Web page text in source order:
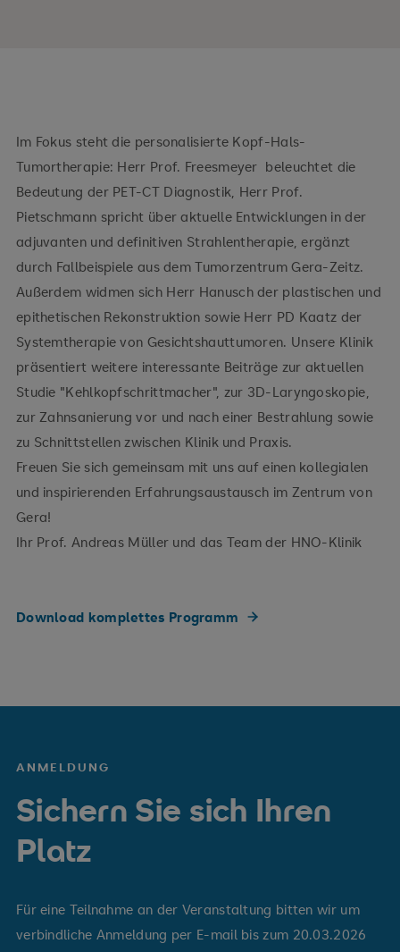
Im Fokus steht die personalisierte Kopf-Hals-
Tumortherapie: Herr Prof. Freesmeyer beleuchtet die
Bedeutung der PET-CT Diagnostik, Herr Prof.
Pietschmann spricht über aktuelle Entwicklungen in der
adjuvanten und definitiven Strahlentherapie, ergänzt
durch Fallbeispiele aus dem Tumorzentrum Gera-Zeitz.
Außerdem widmen sich Herr Hanusch der plastischen und
epithetischen Rekonstruktion sowie Herr PD Kaatz der
Systemtherapie von Gesichtshauttumoren. Unsere Klinik
präsentiert weitere interessante Beiträge zur aktuellen
Studie "Kehlkopfschrittmacher", zur 3D-Laryngoskopie,
zur Zahnsanierung vor und nach einer Bestrahlung sowie
zu Schnittstellen zwischen Klinik und Praxis.
Freuen Sie sich gemeinsam mit uns auf einen kollegialen
und inspirierenden Erfahrungsaustausch im Zentrum von
Gera!
Ihr Prof. Andreas Müller und das Team der HNO-Klinik
Download komplettes Programm
ANMELDUNG
Sichern Sie sich Ihren
Platz
Für eine Teilnahme an der Veranstaltung bitten wir um
verbindliche Anmeldung per E-mail bis zum 20.03.2026